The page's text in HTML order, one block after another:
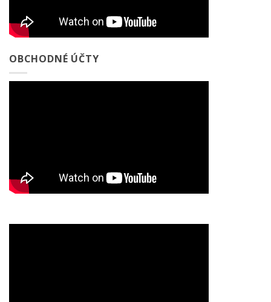
OBCHODNÉ ÚČTY